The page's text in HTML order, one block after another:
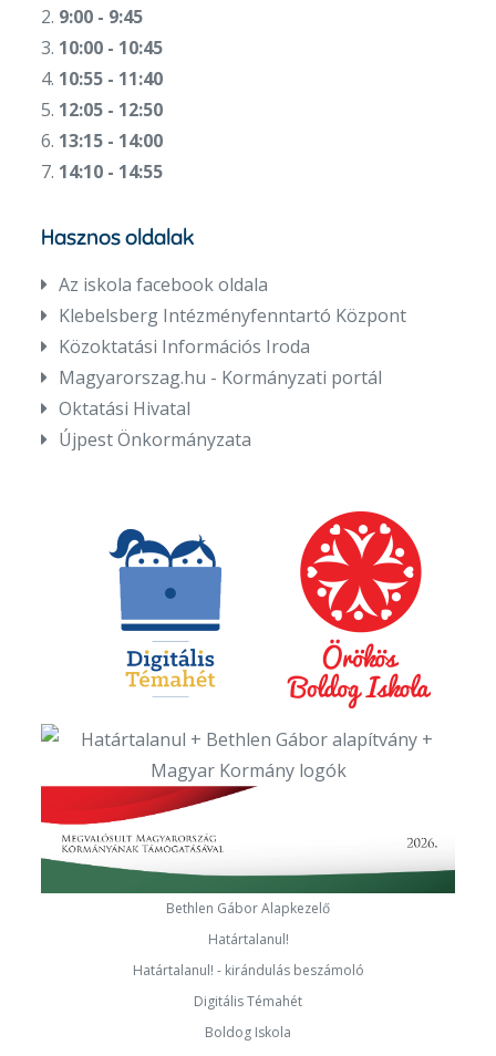
2. 9:00 - 9:45
3. 10:00 - 10:45
4. 10:55 - 11:40
5. 12:05 - 12:50
6. 13:15 - 14:00
7. 14:10 - 14:55
Hasznos oldalak
Az iskola facebook oldala
Klebelsberg Intézményfenntartó Központ
Közoktatási Információs Iroda
Magyarorszag.hu - Kormányzati portál
Oktatási Hivatal
Újpest Önkormányzata
Bethlen Gábor Alapkezelő
Határtalanul!
Határtalanul! - kirándulás beszámoló
Digitális Témahét
Boldog Iskola